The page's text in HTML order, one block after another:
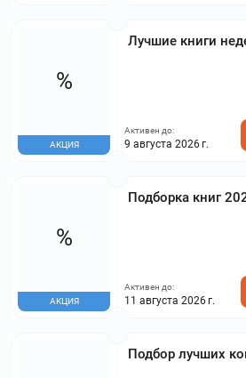
Лучшие книги
%
АКЦИЯ
Активен до:
9 августа 2026 г.
Подборка книг
%
АКЦИЯ
Активен до:
11 августа 2026 г.
Подбор лучших